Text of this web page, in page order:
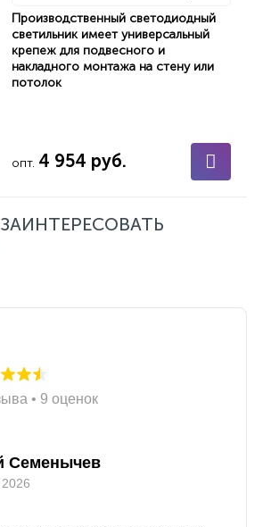
Производственный светодиодный
светильник имеет универсальный
крепеж для подвесного и
накладного монтажа на стену или
потолок
опт. 4 954 руб.
• 9 оценок
Семенычев